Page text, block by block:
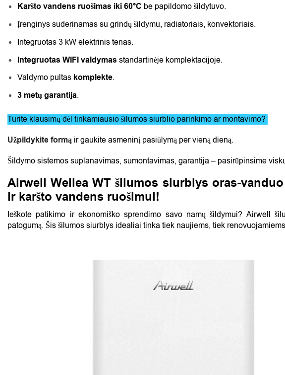
Karšto vandens ruošimas iki 60°C be papildomo šildytuvo.
Įrenginys suderinamas su grindų šildymu, radiatoriais, konvektoriais.
Integruotas 3 kW elektrinis tenas.
Integruotas WIFI valdymas standartinėje komplektacijoje.
Valdymo pultas komplekte.
3 metų garantija.
Turite klausimų dėl tinkamiausio šilumos siurblio parinkimo ar montavimo?
Užpildykite formą ir gaukite asmeninį pasiūlymą per vieną dieną.
Šildymo sistemos suplanavimas, sumontavimas, garantija – pasirūpinsime
Airwell Wellea WT šilumos siurblys oras-
ir karšto vandens ruošimui!
Ieškote patikimo ir ekonomiško sprendimo savo namų šildymui? Airwell
patogumą. Šis šilumos siurblys idealiai tinka tiek naujiems, tiek